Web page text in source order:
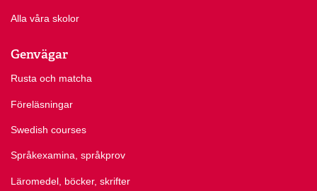
Alla våra skolor
Genvägar
Rusta och matcha
Föreläsningar
Swedish courses
Språkexamina, språkprov
Läromedel, böcker, skrifter